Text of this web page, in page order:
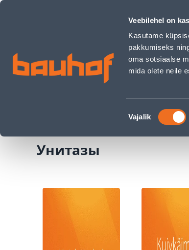
Veebilehel on
Kasutame
pakkumiseks
oma sotsiaalse
mida olete neile
Nõusoleku
valik
Vajalik
Унитазы - Bauhof has loaded
ТОВАРЫ
Строительный магазин Bauhof
Унитазы